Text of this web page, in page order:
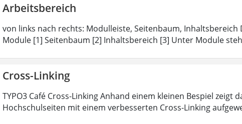
Arbeitsbereich
von links nach rechts: Modulleiste, Seitenbaum,
Module [1] Seitenbaum [2] Inhaltsbereich [3] Unter Module
Cross-Linking
TYPO3 Café Cross-Linking Anhand einem kleinen Bespiel
Hochschulseiten mit einem verbesserten Cross-Linking